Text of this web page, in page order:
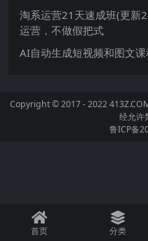
淘系运营21天速成班(更新
运营，不做假把式
AI自动生成短视频和图文
Copyright © 2017 - 2022
经允许
鲁ICP备
首页 分类